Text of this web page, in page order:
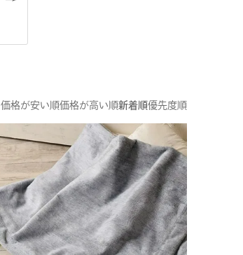
価格が安い順価格が高い順新着順優先度順